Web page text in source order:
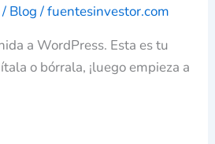
/ Blog /fuentesinvestor.com
a WordPress. Esta es tu
o bórrala, ¡luego empieza a